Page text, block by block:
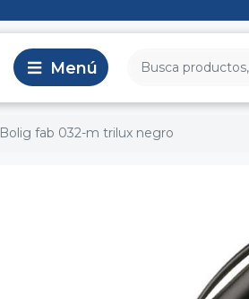
Bolig fab 032-m trilux negro